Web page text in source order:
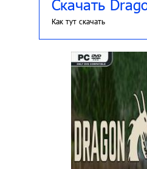
Скачать
Как тут скачать